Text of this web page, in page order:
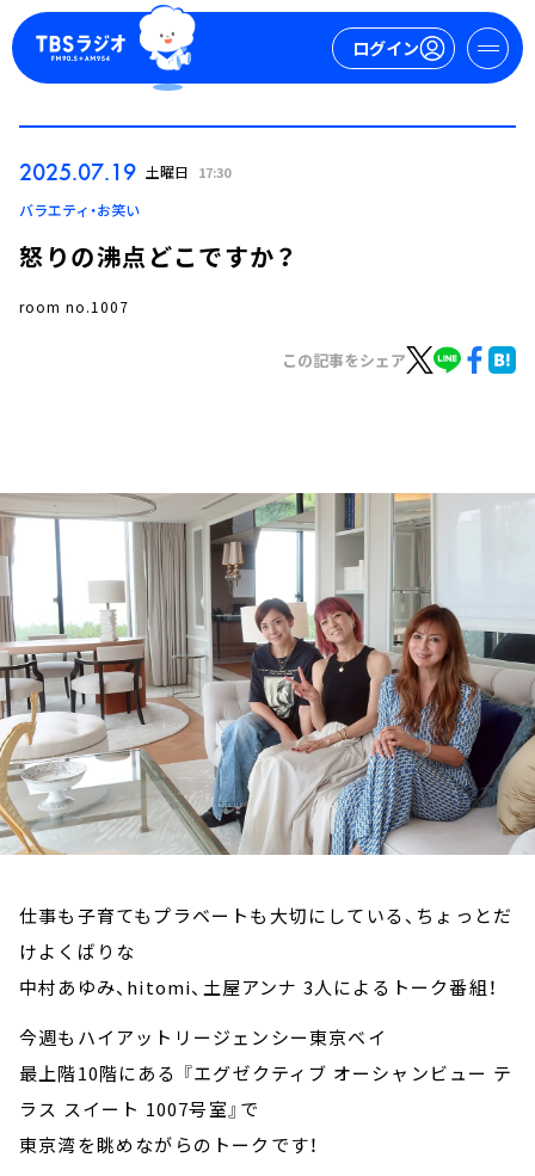
ログイン
ログイン
トピックス
TBS Podcast
お知らせ
イベント・グッズ
YouTube
会社情報
2025.07.19 土曜日 17:30
バラエティ・お笑い
怒りの沸点どこですか？
room no.1007
この記事をシェア
仕事も子育てもプラベートも大切にしている、ちょっとだ
けよくばりな
中村あゆみ、hitomi、土屋アンナ 3人によるトーク番組！
今週もハイアットリージェンシー東京ベイ
最上階10階にある 『エグゼクティブ オーシャンビュー テ
ラス スイート 1007号室』で
東京湾を眺めながらのトークです！